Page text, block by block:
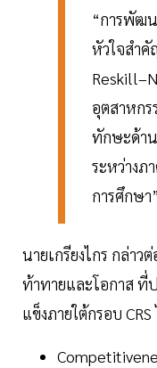
“การพัฒ
หัวใจสำคั
อุตสาหกร
ทักษะด้าน
ระหว่างภ
การศึกษา
นายเกรียงไกร กล่าว
ท้าทายและโอกาส ที่ป
แข็งภายใต้กรอบ